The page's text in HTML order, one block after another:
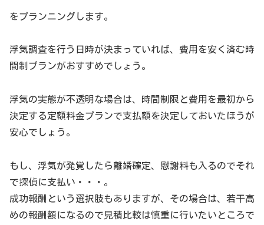
をプランニングします。
浮気調査を行う日時が決まっていれば、費用を安く済む時
間制プランがおすすめでしょう。
浮気の実態が不透明な場合は、時間制限と費用を最初から
決定する定額料金プランで支払額を決定しておいたほうが
安心でしょう。
もし、浮気が発覚したら離婚確定、慰謝料も入るのでそれ
で探偵に支払い・・・。
成功報酬という選択肢もありますが、その場合は、若干高
めの報酬額になるので見積比較は慎重に行いたいところで